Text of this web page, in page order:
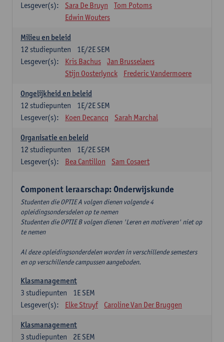
Lesgever(s):
Sara De Bruyn
Tom Potoms
Edwin Wouters
Milieu en beleid
1E/2E SEM
12 studiepunten
Lesgever(s):
Kris Bachus
Jan Brusselaers
Stijn Oosterlynck
Frederic Vandermoere
Ongelijkheid en beleid
1E/2E SEM
12 studiepunten
Lesgever(s):
Koen Decancq Sarah Marchal
Organisatie en beleid
1E/2E SEM
12 studiepunten
Lesgever(s):
Bea Cantillon Sam Cosaert
Component leraarschap: Onderwijskunde
Studenten die OPTIE A volgen dienen volgende 4
opleidingsondersdelen op te nemen
Studenten die OPTIE B volgen dienen 'Leren en motiveren' niet op
te nemen
Al deze opleidingsonderdelen worden in verschillende semesters
en op verschillende campussen aangeboden.
Klasmanagement
1E SEM
3 studiepunten
Lesgever(s):
Elke Struyf Caroline Van Der Bruggen
Klasmanagement
2E SEM
3 studiepunten